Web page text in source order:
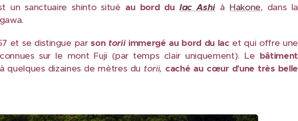
un sanctuaire shinto situé au bord du lac Ashi à Hakone, dans la
et se distingue parson toriiimmergé au bord du lac et qui offre une
sur le mont Fuji (par temps clair uniquement). Le bâtiment
quelques dizaines de mètres du torii, caché au cœur d'une très belle